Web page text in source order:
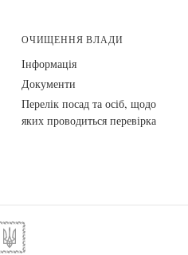
ОЧИЩЕННЯ ВЛАДИ
Інформація
Документи
Перелік посад та осіб, щодо
яких проводиться перевірка